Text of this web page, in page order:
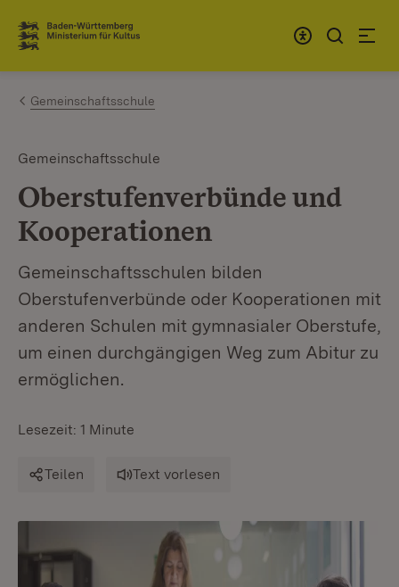
Zum Inhalt springen
Link zur Startseite
Gemeinschaftsschule
Gemeinschaftsschule
Oberstufenverbünde und
Kooperationen
Gemeinschaftsschulen bilden
Oberstufenverbünde oder Kooperationen mit
anderen Schulen mit gymnasialer Oberstufe,
um einen durchgängigen Weg zum Abitur zu
ermöglichen.
Lesezeit: 1 Minute
Teilen Text vorlesen